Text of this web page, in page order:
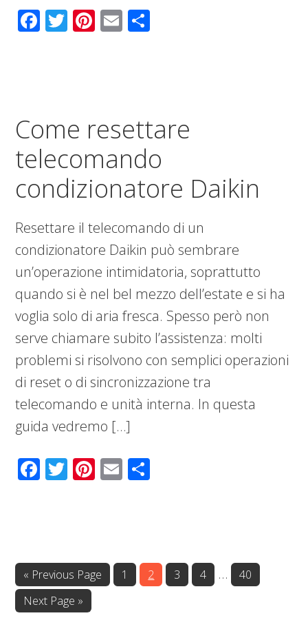
Facebook
Twitter
Pinterest
Email
Come resettare
telecomando
condizionatore Daikin​
Resettare il telecomando di un
condizionatore Daikin può sembrare
un’operazione intimidatoria, soprattutto
quando si è nel bel mezzo dell’estate e si ha
voglia solo di aria fresca. Spesso però non
serve chiamare subito l’assistenza: molti
problemi si risolvono con semplici operazioni
di reset o di sincronizzazione tra
telecomando e unità interna. In questa
guida vedremo […]
Facebook
Twitter
Pinterest
Email
« Go
to
Previous Page Page
1 Page
2 Page
3 Page
4
Interim
… Page
40
Go
Next Page »